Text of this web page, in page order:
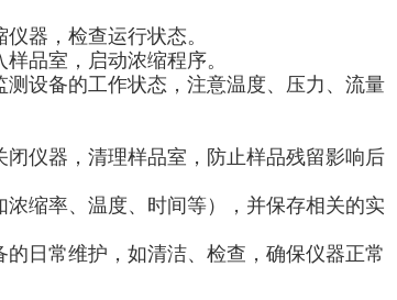
仪器，检查运行状态。
样品室，启动浓缩程序。
设备的工作状态，注意温度、压力、流量
仪器，清理样品室，防止样品残留影响后
缩率、温度、时间等），并保存相关的实
日常维护，如清洁、检查，确保仪器正常